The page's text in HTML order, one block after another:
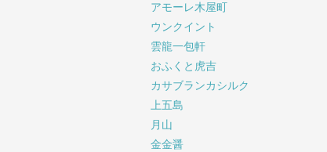
アモーレ木屋町
ウンクイント
雲龍一包軒
おふくと虎吉
カサブランカシルク
上五島
月山
金金醤